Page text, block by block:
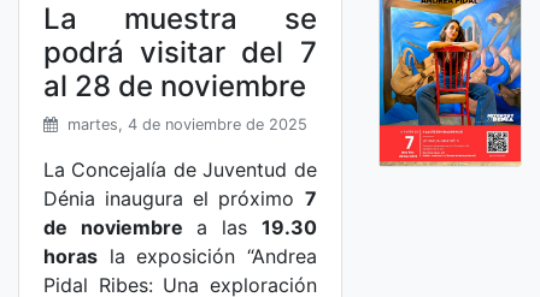
La muestra se
podrá visitar del 7
al 28 de noviembre
martes, 4 de noviembre de 2025
La Concejalía de Juventud de
Dénia inaugura el próximo 7
de noviembre a las 19.30
horas la exposición “Andrea
Pidal Ribes: Una exploración